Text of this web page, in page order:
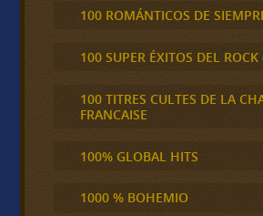
100 ROMÁNTICOS DE
100 SUPER ÉXITOS DEL ROCK
100 TITRES CULTES DE LA
FRANCAISE
100% GLOBAL HITS
1000 % BOHEMIO